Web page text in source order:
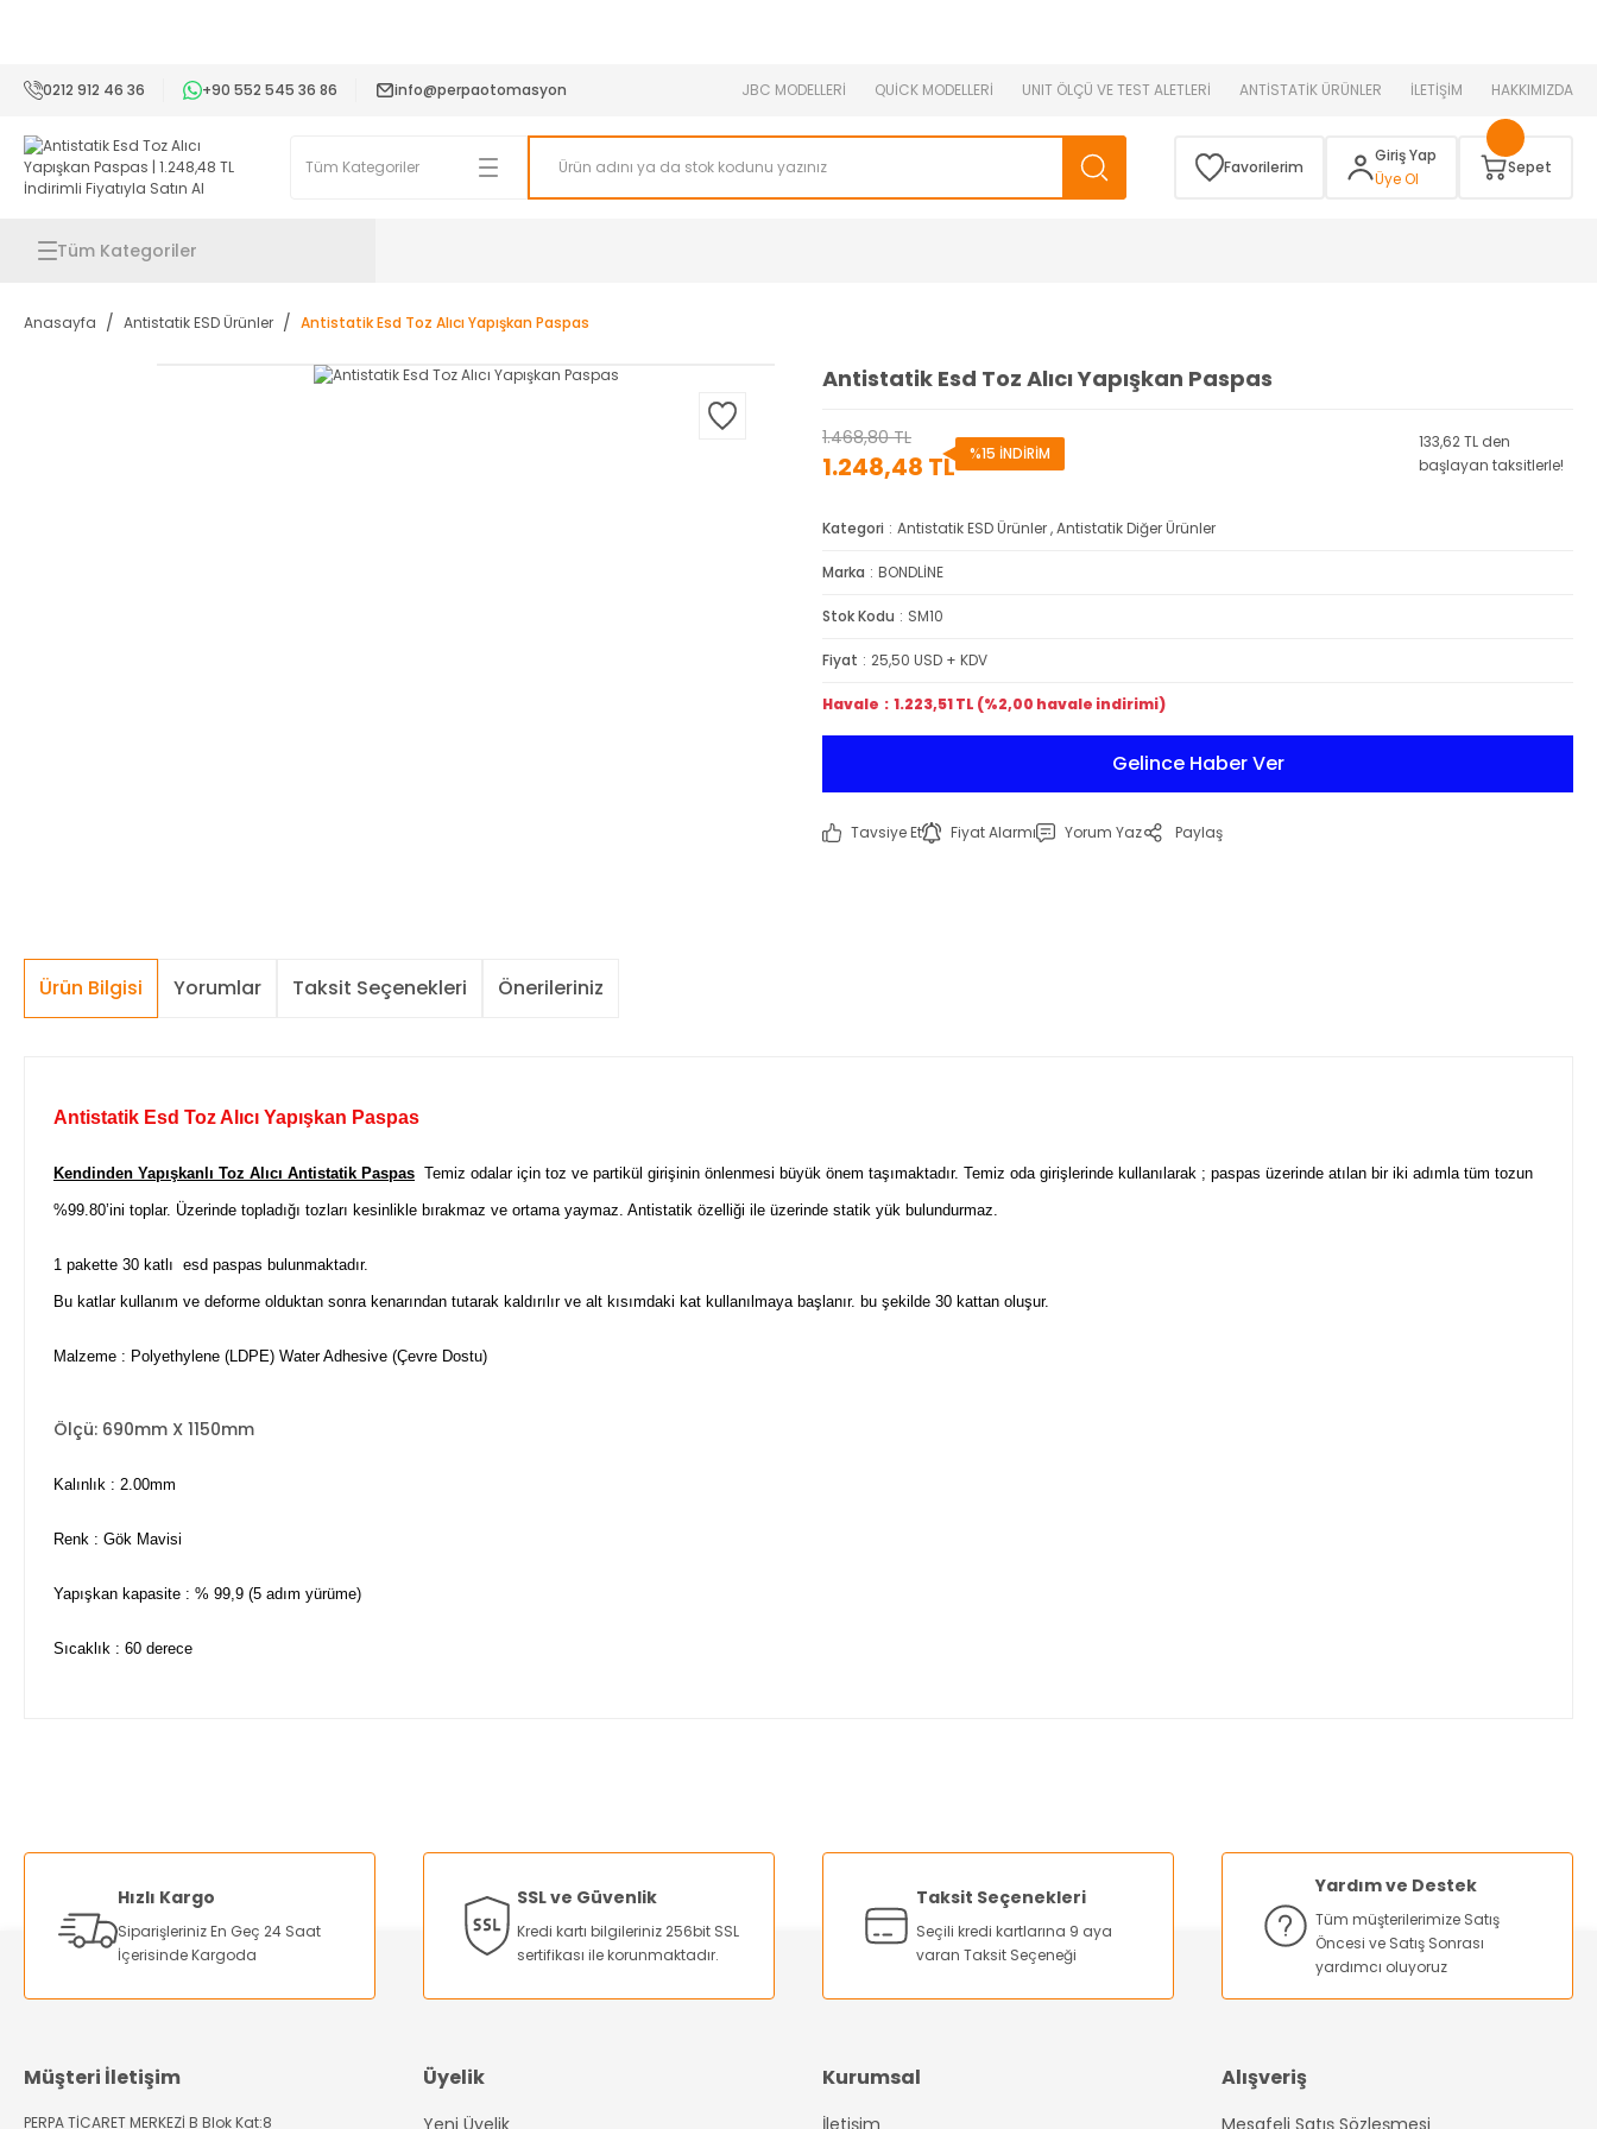
0212 912 46 36 +90 552 545 36 86 info@perpaotomasyon JBC MODELLERİ QUİCK MODELLERİ UNIT ÖLÇÜ VE TEST ALETLERİ ANTİSTATİK ÜRÜNLER İLETİŞİM HAKKIMIZDA
Favorilerim
Giriş Yap
Üye Ol
Sepet
Tüm Kategoriler
Anasayfa Antistatik ESD Ürünler Antistatik Esd Toz Alıcı Yapışkan Paspas
Antistatik Esd Toz Alıcı Yapışkan Paspas
1.468,80 TL
1.248,48 TL %15 İNDİRİM
133,62 TL den
başlayan taksitlerle!
Kategori Antistatik ESD Ürünler,Antistatik Diğer Ürünler
Marka BONDLİNE
Stok Kodu SM10
Fiyat 25,50 USD + KDV
Havale 1.223,51 TL (%2,00 havale indirimi)
Gelince Haber Ver
Tavsiye Et Fiyat Alarmı Yorum Yaz Paylaş
Ürün Bilgisi Yorumlar Taksit Seçenekleri Önerileriniz
Antistatik Esd Toz Alıcı Yapışkan Paspas
Kendinden Yapışkanlı Toz Alıcı Antistatik Paspas Temiz odalar için toz ve partikül girişinin önlenmesi büyük önem taşımaktadır. Temiz oda girişlerinde kullanılarak ; paspas üzerinde atılan bir iki adımla tüm tozun
%99.80’ini toplar. Üzerinde topladığı tozları kesinlikle bırakmaz ve ortama yaymaz. Antistatik özelliği ile üzerinde statik yük bulundurmaz.
1 pakette 30 katlı esd paspas bulunmaktadır.
Bu katlar kullanım ve deforme olduktan sonra kenarından tutarak kaldırılır ve alt kısımdaki kat kullanılmaya başlanır. bu şekilde 30 kattan oluşur.
Malzeme : Polyethylene (LDPE) Water Adhesive (Çevre Dostu)
Ölçü: 690mm X 1150mm
Kalınlık : 2.00mm
Renk : Gök Mavisi
Yapışkan kapasite : % 99,9 (5 adım yürüme)
Sıcaklık : 60 derece
Ürün resmi kalitesiz, bozuk veya görüntülenemiyor.
Ürün bilgilerinde hatalar bulunuyor.
Ürün fiyatı diğer sitelerden daha pahalı.
Hızlı Kargo
Siparişleriniz En Geç 24 Saat
İçerisinde Kargoda
SSL ve Güvenlik
Kredi kartı bilgileriniz 256bit SSL
sertifikası ile korunmaktadır.
Taksit Seçenekleri
Seçili kredi kartlarına 9 aya
varan Taksit Seçeneği
Yardım ve Destek
Tüm müşterilerimize Satış
Öncesi ve Satış Sonrası
yardımcı oluyoruz
Müşteri İletişim
PERPA TİCARET MERKEZİ B Blok Kat:8
Üyelik
Yeni Üyelik
Kurumsal
İletişim
Alışveriş
Mesafeli Satış Sözleşmesi